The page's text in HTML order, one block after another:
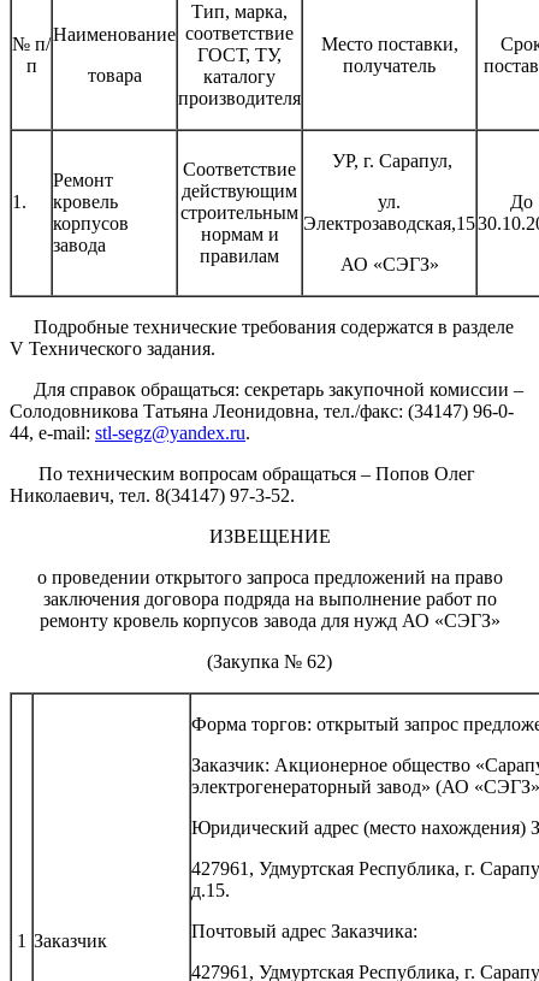
№ п/
п
Наименование
товара
Тип, марка,
соответствие
ГОСТ, ТУ,
каталогу
производителя
Место поставки,
получатель
1.
Ремонт
кровель
корпусов
завода
Соответствие
действующим
строительным
нормам и
правилам
УР, г. Сарапул,
ул.
Электрозаводская,15
АО «СЭГЗ»
До
Подробные технические требования содержатся в разделе
V Технического задания.
Для справок обращаться: секретарь закупочной комиссии –
Солодовникова Татьяна Леонидовна, тел./факс: (34147) 96-0-
44, e-mail: stl-segz@yandex.ru.
По техническим вопросам обращаться – Попов Олег
Николаевич, тел. 8(34147) 97-3-52.
ИЗВЕЩЕНИЕ
о проведении открытого запроса предложений на право
заключения договора подряда на выполнение работ по
ремонту кровель корпусов завода для нужд АО «СЭГЗ»
(Закупка № 62)
1 Заказчик
Форма торгов: открытый запрос
Заказчик: Акционерное общество
электрогенераторный завод» (АО
Юридический адрес (место нахождения)
427961, Удмуртская Республика, г.
д.15.
Почтовый адрес Заказчика:
427961, Удмуртская Республика, г.